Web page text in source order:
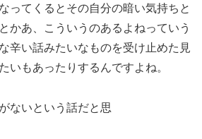
ってくるとその自分の暗い気持ちと
かあ、こういうのあるよねっていう
辛い話みたいなものを受け止めた見
いもあったりするんですよね。
ないという話だと思